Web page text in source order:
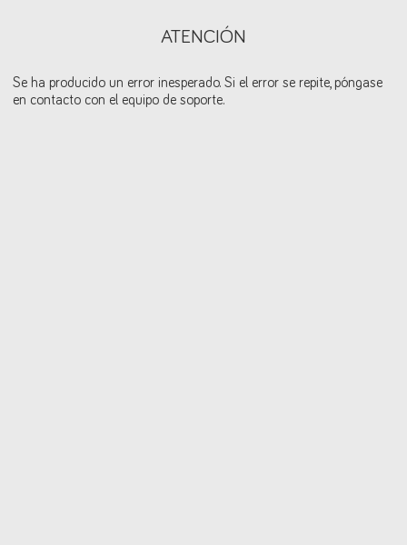
ATENCIÓN
Se ha producido un error inesperado. Si el error se repite, póngase
en contacto con el equipo de soporte.